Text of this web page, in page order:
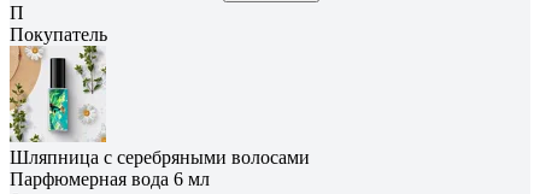
П
Покупатель
Шляпница с серебряными волосами
Парфюмерная вода 6 мл